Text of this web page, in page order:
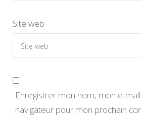
Site web
Enregistrer mon nom, mon e-
navigateur pour mon prochain